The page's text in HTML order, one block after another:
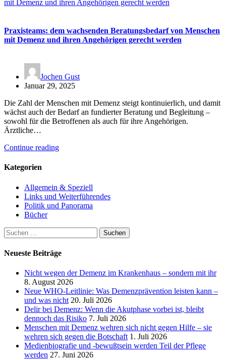
Praxisteams: dem wachsenden Beratungsbedarf von Menschen
mit Demenz und ihren Angehörigen gerecht werden
Jochen Gust
Januar 29, 2025
Die Zahl der Menschen mit Demenz steigt kontinuierlich, und damit
wächst auch der Bedarf an fundierter Beratung und Begleitung –
sowohl für die Betroffenen als auch für ihre Angehörigen.
Ärztliche…
Continue reading
Kategorien
Allgemein & Speziell
Links und Weiterführendes
Politik und Panorama
Bücher
Suchen
nach:
Neueste Beiträge
Nicht wegen der Demenz im Krankenhaus – sondern mit ihr
8. August 2026
Neue WHO-Leitlinie: Was Demenzprävention leisten kann –
und was nicht 20. Juli 2026
Delir bei Demenz: Wenn die Akutphase vorbei ist, bleibt
dennoch das Risiko 7. Juli 2026
Menschen mit Demenz wehren sich nicht gegen Hilfe – sie
wehren sich gegen die Botschaft 1. Juli 2026
Medienbiografie und -bewußtsein werden Teil der Pflege
werden 27. Juni 2026